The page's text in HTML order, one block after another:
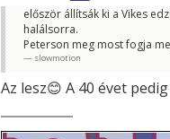
először állítsák ki a Vikes
halálsorra.
Peterson meg most fogja
slowmotion
Az lesz😊 A 40 évet